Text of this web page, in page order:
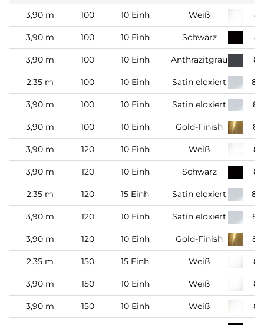
3,90 m 100 10 Einh Weiß
3,90 m 100 10 Einh Schwarz
3,90 m 100 10 Einh Anthrazitgrau
2,35 m 100 10 Einh Satin eloxiert
3,90 m 100 10 Einh Satin eloxiert
3,90 m 100 10 Einh Gold-Finish
3,90 m 120 10 Einh Weiß
3,90 m 120 10 Einh Schwarz
2,35 m 120 15 Einh Satin eloxiert
3,90 m 120 10 Einh Satin eloxiert
3,90 m 120 10 Einh Gold-Finish
2,35 m 150 15 Einh Weiß
3,90 m 150 10 Einh Weiß
3,90 m 150 10 Einh Weiß